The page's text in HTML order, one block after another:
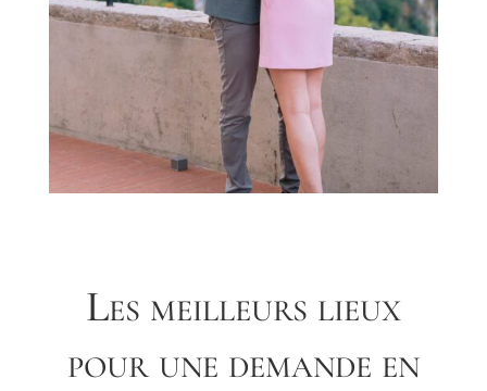
Les meilleurs lieux
pour une demande en